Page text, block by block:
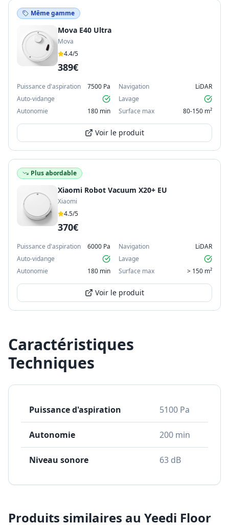
Même gamme
Mova E40 Ultra
Mova
4.4/5
389€
Puissance d'aspiration 7500 Pa Navigation
LiDAR
Auto-vidange
Lavage
Autonomie
180 min Surface max 80-150 m²
Voir le produit
Plus abordable
Xiaomi Robot Vacuum X20+ EU
Xiaomi
4.5/5
370€
Puissance d'aspiration 6000 Pa Navigation
LiDAR
Auto-vidange
Lavage
Autonomie
180 min Surface max > 150 m²
Voir le produit
Caractéristiques
Techniques
Puissance d'aspiration 5100 Pa
Autonomie 200 min
Niveau sonore 63 dB
Produits similaires au Yeedi Floor